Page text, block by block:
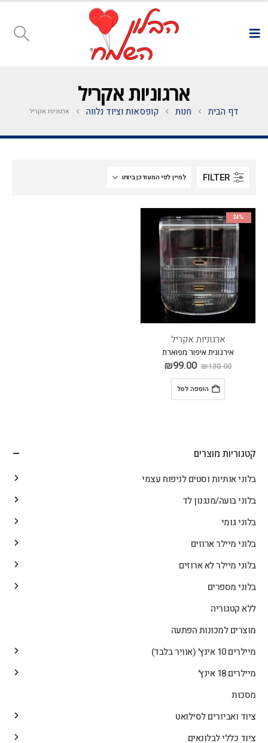
ארגוניות אקריל
דף הבית חנות קופסאות וציוד נלווה ארגוניות אקריל
FILTER
-24%
ארגוניות אקריל
אירגונית איפור מפוארת
₪130.00
₪99.00
הוספה לסל
קטגוריות מוצרים
בלוני אותיות וסטים לניפוח עצמי
בלוני בועה/מנגנון לד
בלוני גומי
בלוני מיילר ארוזים
בלוני מיילר לא ארוזים
בלוני מספרים
ללא קטגוריה
מוצרים למכונות הפתעה
מיילרים 10 אינץ' (אוויר בלבד)
מיילרים 18 אינץ'
מסכות
ציוד ואביזרים לסילואט
ציוד כללי לבלונאים